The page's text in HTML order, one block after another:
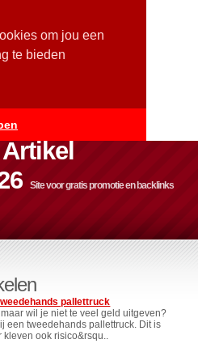
om jou een
te bieden
Site voor gratis promotie en backlinks
pallettruck
wil je niet te veel geld uitgeven?
een tweedehands pallettruck. Dit is
ook risico&rsqu..